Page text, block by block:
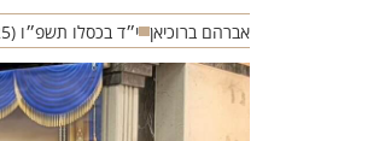
אברהם ברוכיאן י״ד בכסלו תשפ״ו (04/12/2025)